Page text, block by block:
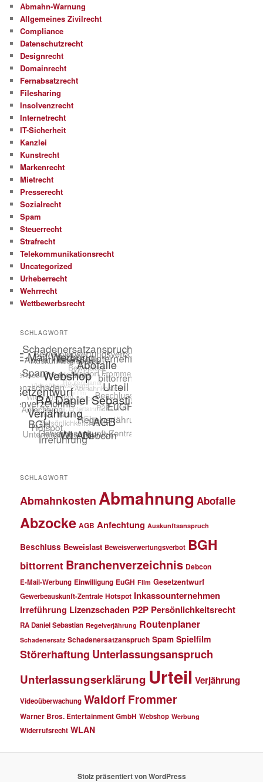
Abmahn-Warnung
Allgemeines Zivilrecht
Compliance
Datenschutzrecht
Designrecht
Domainrecht
Fernabsatzrecht
Filesharing
Insolvenzrecht
Internetrecht
IT-Sicherheit
Kanzlei
Kunstrecht
Markenrecht
Mietrecht
Presserecht
Sozialrecht
Spam
Steuerrecht
Strafrecht
Telekommunikationsrecht
Uncategorized
Urheberrecht
Wehrrecht
Wettbewerbsrecht
SCHLAGWORT
SCHLAGWORT
Abmahnkosten Abmahnung Abofalle
Abzocke AGB Anfechtung Auskunftsanspruch
Beschluss Beweislast Beweisverwertungsverbot BGH
bittorrent Branchenverzeichnis Debcon
E-Mail-Werbung Einwilligung EuGH Film Gesetzentwurf
Gewerbeauskunft-Zentrale Hotspot Inkassounternehmen
Irreführung Lizenzschaden P2P Persönlichkeitsrecht
RA Daniel Sebastian Regelverjährung Routenplaner
Schadenersatz Schadenersatzanspruch Spam Spielfilm
Störerhaftung Unterlassungsanspruch
Unterlassungserklärung Urteil Verjährung
Videoüberwachung Waldorf Frommer
Warner Bros. Entertainment GmbH Webshop Werbung
Widerrufsrecht WLAN
Stolz präsentiert von WordPress